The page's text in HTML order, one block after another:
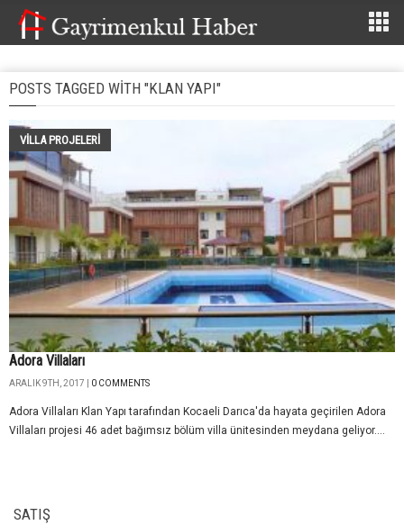
POSTS TAGGED WITH "KLAN YAPI"
VILLA PROJELERI
Adora Villaları
ARALIK 9TH, 2017 | 0 COMMENTS
Adora Villaları Klan Yapı tarafından Kocaeli Darıca'da hayata geçirilen Adora
Villaları projesi 46 adet bağımsız bölüm villa ünitesinden meydana geliyor....
SATIŞ